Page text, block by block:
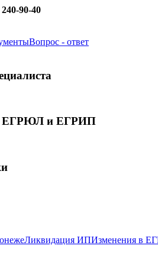
240-90-40
Вопрос - ответ
ЕГРЮЛ и ЕГРИП
Ликвидация ИПИзменения в